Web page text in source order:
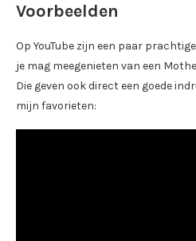
Voorbeelden
Op YouTube zijn een paar
je mag meegenieten van een
Die geven ook direct een goede
mijn favorieten: